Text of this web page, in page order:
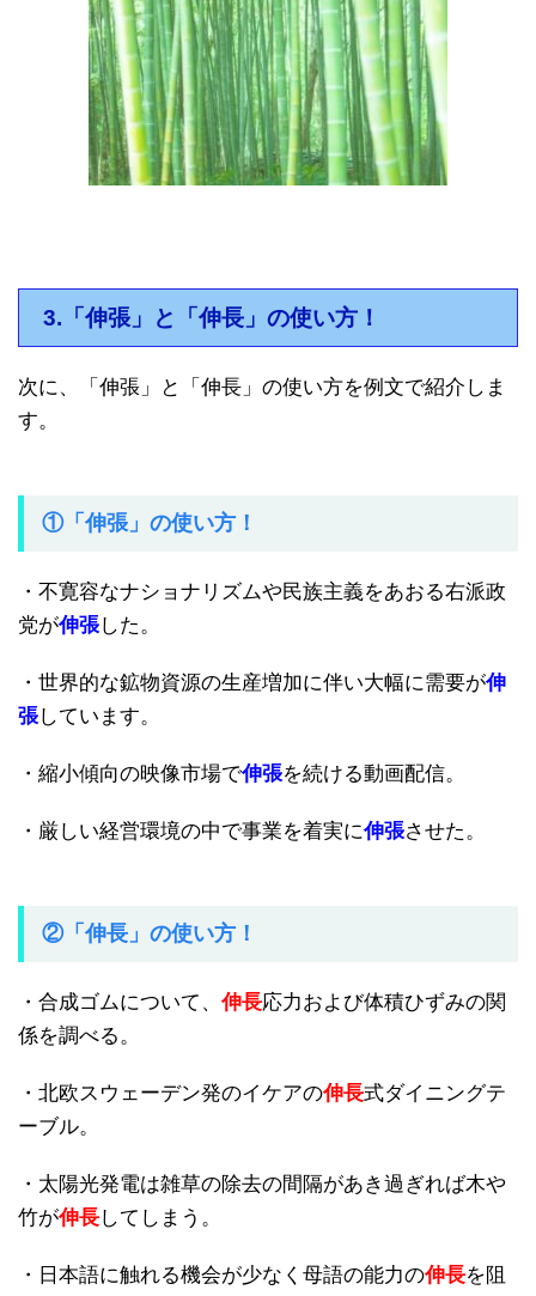
3.「伸張」と「伸長」の使い方！
次に、「伸張」と「伸長」の使い方を例文で紹介しま
す。
①「伸張」の使い方！
・不寛容なナショナリズムや民族主義をあおる右派政
党が伸張した。
・世界的な鉱物資源の生産増加に伴い大幅に需要が伸
張しています。
・縮小傾向の映像市場で伸張を続ける動画配信。
・厳しい経営環境の中で事業を着実に伸張させた。
②「伸長」の使い方！
・合成ゴムについて、伸長応力および体積ひずみの関
係を調べる。
・北欧スウェーデン発のイケアの伸長式ダイニングテ
ーブル。
・太陽光発電は雑草の除去の間隔があき過ぎれば木や
竹が伸長してしまう。
・日本語に触れる機会が少なく母語の能力の伸長を阻